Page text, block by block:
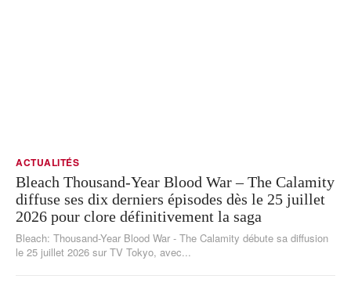
ACTUALITÉS
Bleach Thousand-Year Blood War – The Calamity
diffuse ses dix derniers épisodes dès le 25 juillet
2026 pour clore définitivement la saga
Bleach: Thousand-Year Blood War - The Calamity débute sa diffusion
le 25 juillet 2026 sur TV Tokyo, avec...